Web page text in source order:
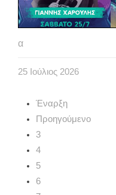
α
25 Ιούλιος 2026
Έναρξη
Προηγούμενο
3
4
5
6